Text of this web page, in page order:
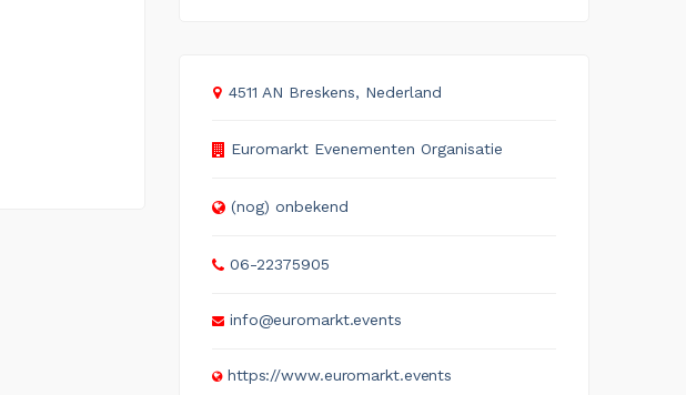
4511 AN Breskens, Nederland
Euromarkt Evenementen Organisatie
(nog) onbekend
06-22375905
info@euromarkt.events
https://www.euromarkt.events